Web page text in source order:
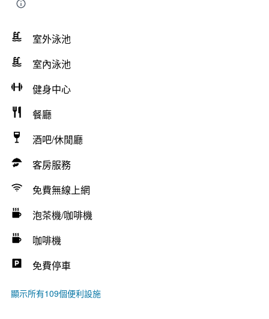
室外泳池
室內泳池
健身中心
餐廳
酒吧/休閒廳
客房服務
免費無線上網
泡茶機/咖啡機
咖啡機
免費停車
顯示所有109個便利設施